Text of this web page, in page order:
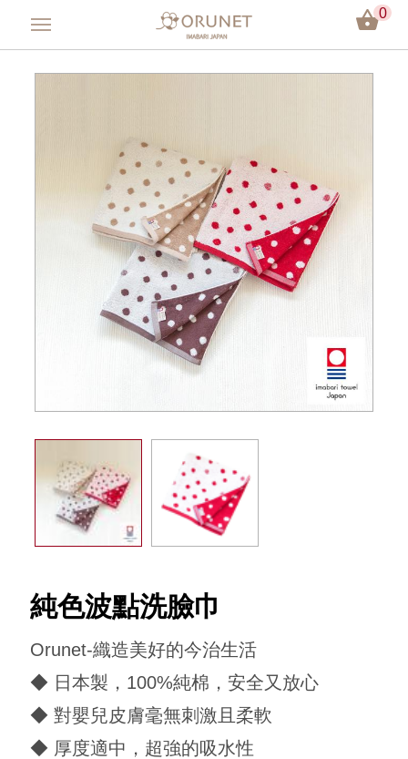
會員登入
毛巾／浴巾
嬰兒用品
彌月禮盒
今治認證
回到犬印本舖
0
純色波點洗臉巾
Orunet-織造美好的今治生活
◆ 日本製，100%純棉，安全又放心
◆ 對嬰兒皮膚毫無刺激且柔軟
◆ 厚度適中，超強的吸水性